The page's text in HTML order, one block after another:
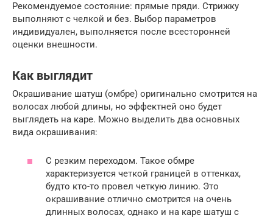
Рекомендуемое состояние: прямые пряди. Стрижку
выполняют с челкой и без. Выбор параметров
индивидуален, выполняется после всесторонней
оценки внешности.
Как выглядит
Окрашивание шатуш (омбре) оригинально смотрится на
волосах любой длины, но эффектней оно будет
выглядеть на каре. Можно выделить два основных
вида окрашивания:
С резким переходом. Такое обмре
характеризуется четкой границей в оттенках,
будто кто-то провел четкую линию. Это
окрашивание отлично смотрится на очень
длинных волосах, однако и на каре шатуш с